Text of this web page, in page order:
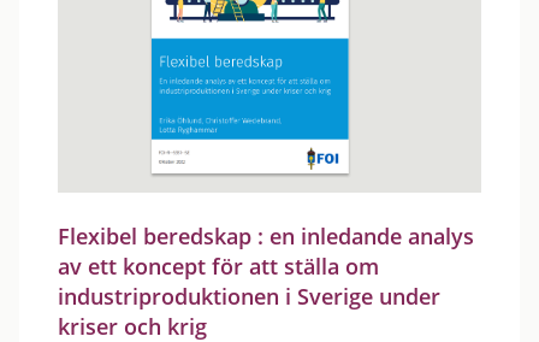
Flexibel beredskap : en inledande analys
av ett koncept för att ställa om
industriproduktionen i Sverige under
kriser och krig